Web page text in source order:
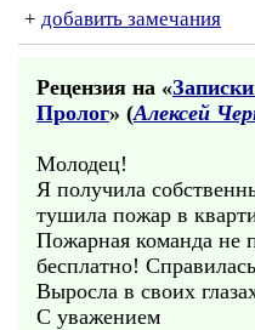
+ добавить замечания
Рецензия на «
Пролог» (Алексей
Молодец!
Я получила
тушила пожар в
Пожарная команда не
бесплатно!
Выросла в своих
С уважением